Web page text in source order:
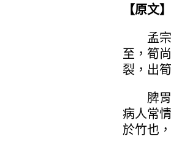
【原文】
孟宗
至，筍
裂，出
脾胃
病人常
於竹也